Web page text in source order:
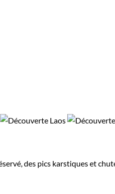
des pics karstiques et